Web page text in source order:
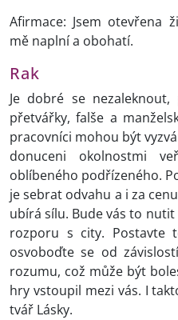
Afirmace: Jsem otevřena
mě naplní a obohatí.
Rak
Je dobré se
přetvářky, falše a
pracovníci mohou být
donuceni okolnostmi
oblíbeného podřízeného.
je sebrat odvahu a i za
ubírá sílu. Bude vás to
rozporu s city. Postavte
osvoboďte se od
rozumu, což může být
hry vstoupil mezi vás. I
tvář Lásky.